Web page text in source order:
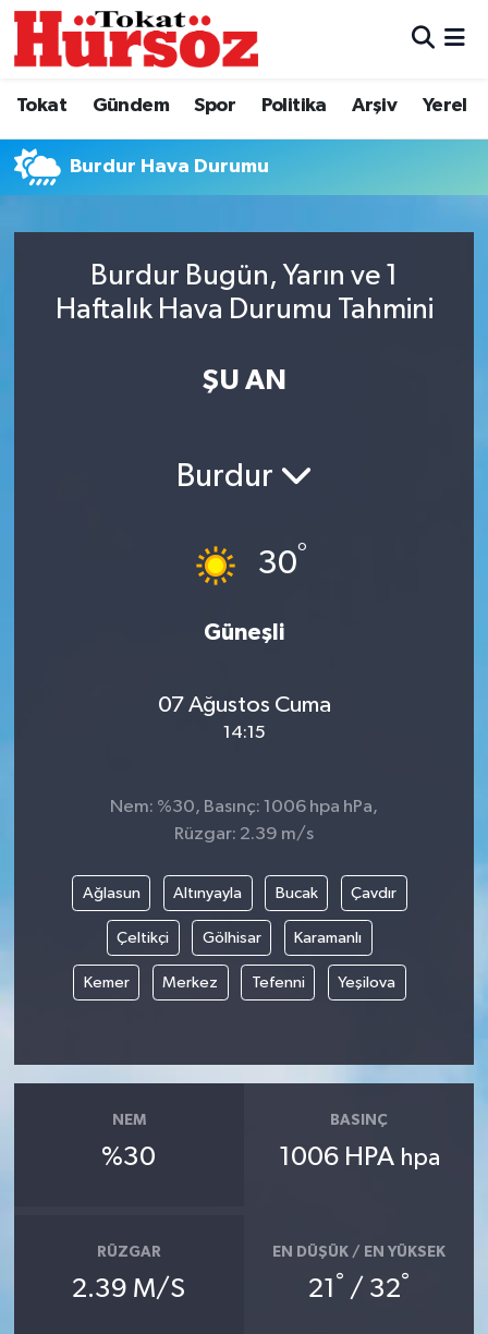
Tokat Gündem Spor Politika Arşiv Yerel
Burdur Hava Durumu
Burdur Bugün, Yarın ve 1
Haftalık Hava Durumu Tahmini
ŞU AN
Burdur
30°
Güneşli
07 Ağustos Cuma
14:15
Nem: %30, Basınç: 1006 hpa hPa,
Rüzgar: 2.39 m/s
Ağlasun Altınyayla Bucak Çavdır
Çeltikçi Gölhisar Karamanlı
Kemer Merkez Tefenni Yeşilova
NEM
%30
BASINÇ
1006 HPA hpa
RÜZGAR
2.39 M/S
EN DÜŞÜK / EN YÜKSEK
21 ° / 32°
Türkiye Gündemi
Gündem
Spor
Hava Durumu
Tokat Namaz Vakitleri
Süper Lig Puan Durumu ve Fikstür